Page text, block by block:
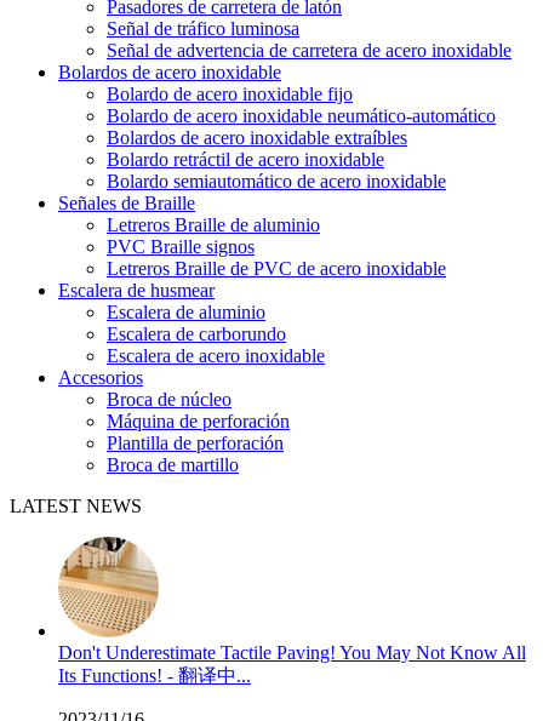
Pasadores de carretera de latón
Señal de tráfico luminosa
Señal de advertencia de carretera de acero inoxidable
Bolardos de acero inoxidable
Bolardo de acero inoxidable fijo
Bolardo de acero inoxidable neumático-automático
Bolardos de acero inoxidable extraíbles
Bolardo retráctil de acero inoxidable
Bolardo semiautomático de acero inoxidable
Señales de Braille
Letreros Braille de aluminio
PVC Braille signos
Letreros Braille de PVC de acero inoxidable
Escalera de husmear
Escalera de aluminio
Escalera de carborundo
Escalera de acero inoxidable
Accesorios
Broca de núcleo
Máquina de perforación
Plantilla de perforación
Broca de martillo
LATEST NEWS
Don't Underestimate Tactile Paving! You May Not Know All
Its Functions! - 翻译中...